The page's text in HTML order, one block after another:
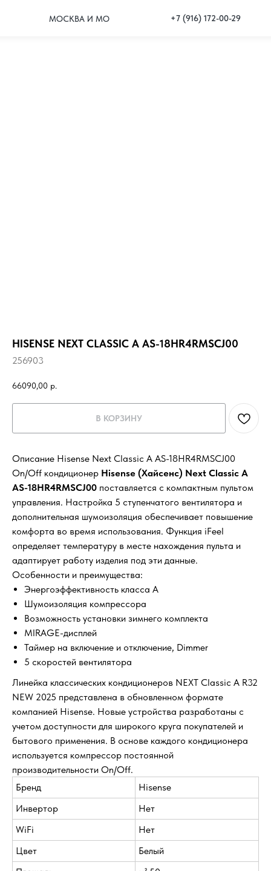
МОСКВА И МО +7 (916) 172-00-29
HISENSE NEXT CLASSIC A AS-18HR4RMSCJ00
256903
66090,00 р.
В КОРЗИНУ
Описание Hisense Next Classic A AS-18HR4RMSCJ00
On/Off кондиционер Hisense (Хайсенс) Next Classic A
AS-18HR4RMSCJ00 поставляется с компактным пультом
управления. Настройка 5 ступенчатого вентилятора и
дополнительная шумоизоляция обеспечивает повышение
комфорта во время использования. Функция iFeel
определяет температуру в месте нахождения пульта и
адаптирует работу изделия под эти данные.
Особенности и преимущества:
Энергоэффективность класса А
Шумоизоляция компрессора
Возможность установки зимнего комплекта
MIRAGE-дисплей
Таймер на включение и отключение, Dimmer
5 скоростей вентилятора
Линейка классических кондиционеров NEXT Classic A R32
NEW 2025 представлена в обновленном формате
компанией Hisense. Новые устройства разработаны с
учетом доступности для широкого круга покупателей и
бытового применения. В основе каждого кондиционера
используется компрессор постоянной
производительности On/Off.
Бренд
Hisense
Инвертор
Нет
WiFi
Нет
Цвет
Белый